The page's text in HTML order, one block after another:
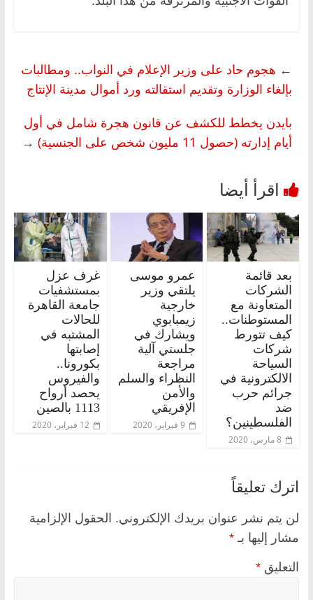
← هجوم حاد على وزير الإعلام في النواب.. ومطالبات
بإلغاء الوزارة وتقديم استقالته ورد أموال مدينة الإنتاج
بايدن يخطط للكشف عن قانون هجرة شامل في أول
أيام إدارته (حصول 11 مليون شخص على الجنسية)
→
بعد قائمة
الشركات
المتعاونة مع
المستوطنات..
كيف تتورط
شركات
السياحة
الالكترونية في
جرائم حرب
ضد
الفلسطينين؟
8 مارس، 2020
عمرو موسى
يلتقي وزير
خارجية
زيمبابوي
ويشارك في
جلستي آلية
مراجعة
النظراء والسلم
والأمن
الإفريقي
9 فبراير، 2020
غرف عزل
بمستشفيات
جامعة القاهرة
للحالات
المشتبه في
إصابتها
بكورونا..
والفيروس
يحصد أرواح
1113 بالصين
12 فبراير، 2020
اترك تعليقاً
لن يتم نشر عنوان بريدك الإلكتروني. الحقول الإلزامية
مشار إليها بـ *
التعليق *